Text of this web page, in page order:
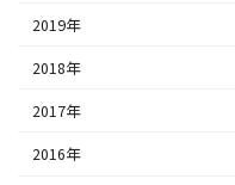
2019年
2018年
2017年
2016年